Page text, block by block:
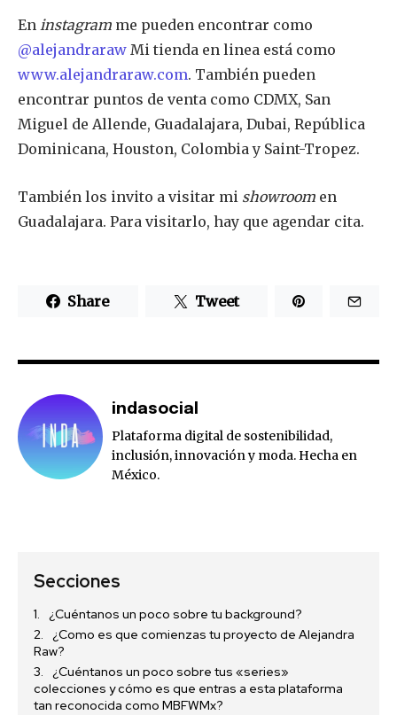
En instagram me pueden encontrar como
@alejandraraw Mi tienda en linea está como
www.alejandraraw.com. También pueden
encontrar puntos de venta como CDMX, San
Miguel de Allende, Guadalajara, Dubai, República
Dominicana, Houston, Colombia y Saint-Tropez.
También los invito a visitar mi showroom en
Guadalajara. Para visitarlo, hay que agendar cita.
Share Tweet
indasocial
Plataforma digital de sostenibilidad,
inclusión, innovación y moda. Hecha en
México.
Secciones
¿Cuéntanos un poco sobre tu background?
¿Como es que comienzas tu proyecto de Alejandra
Raw?
¿Cuéntanos un poco sobre tus «series»
colecciones y cómo es que entras a esta plataforma
tan reconocida como MBFWMx?